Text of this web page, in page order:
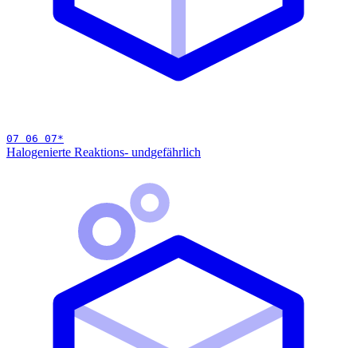
07 06 07*
Halogenierte Reaktions- undgefährlich